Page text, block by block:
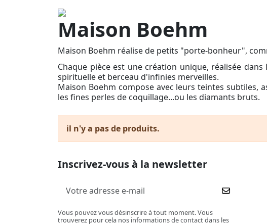
Maison Boehm
Maison Boehm réalise de petits "porte-bonheur",
Chaque pièce est une création unique, réalisée
spirituelle et berceau d'infinies merveilles.
Maison Boehm compose avec leurs teintes subtiles,
les fines perles de coquillage...ou les diamants bruts.
il n'y a pas de produits.
Inscrivez-vous à la newsletter
Vous pouvez vous désinscrire à tout moment. Vous
trouverez pour cela nos informations de contact dans les